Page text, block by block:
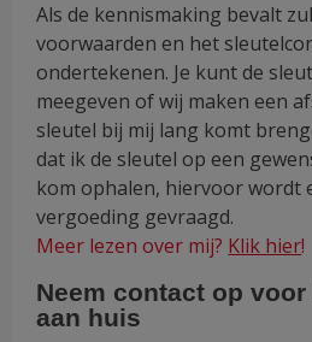
Als de kennismaking bevalt
voorwaarden en het
ondertekenen. Je kunt de
meegeven of wij maken een
sleutel bij mij lang komt
dat ik de sleutel op een
kom ophalen, hiervoor wordt
vergoeding gevraagd.
Meer lezen over mij? Klik hier!
Neem contact op
aan huis